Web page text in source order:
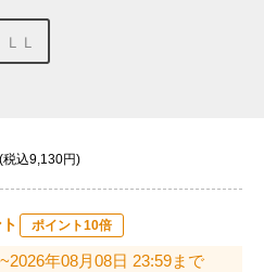
ＬＬ
(税込9,130円)
ポイント10倍
年08月08日 23:59まで